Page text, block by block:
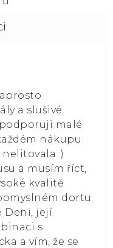
hvězdiček.
a slušivé
malé
nákupu
:)
a musím říct,
kvalitě
dortu
Deni, její
s
a vím, že se